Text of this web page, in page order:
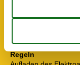
Diverse
Regeln